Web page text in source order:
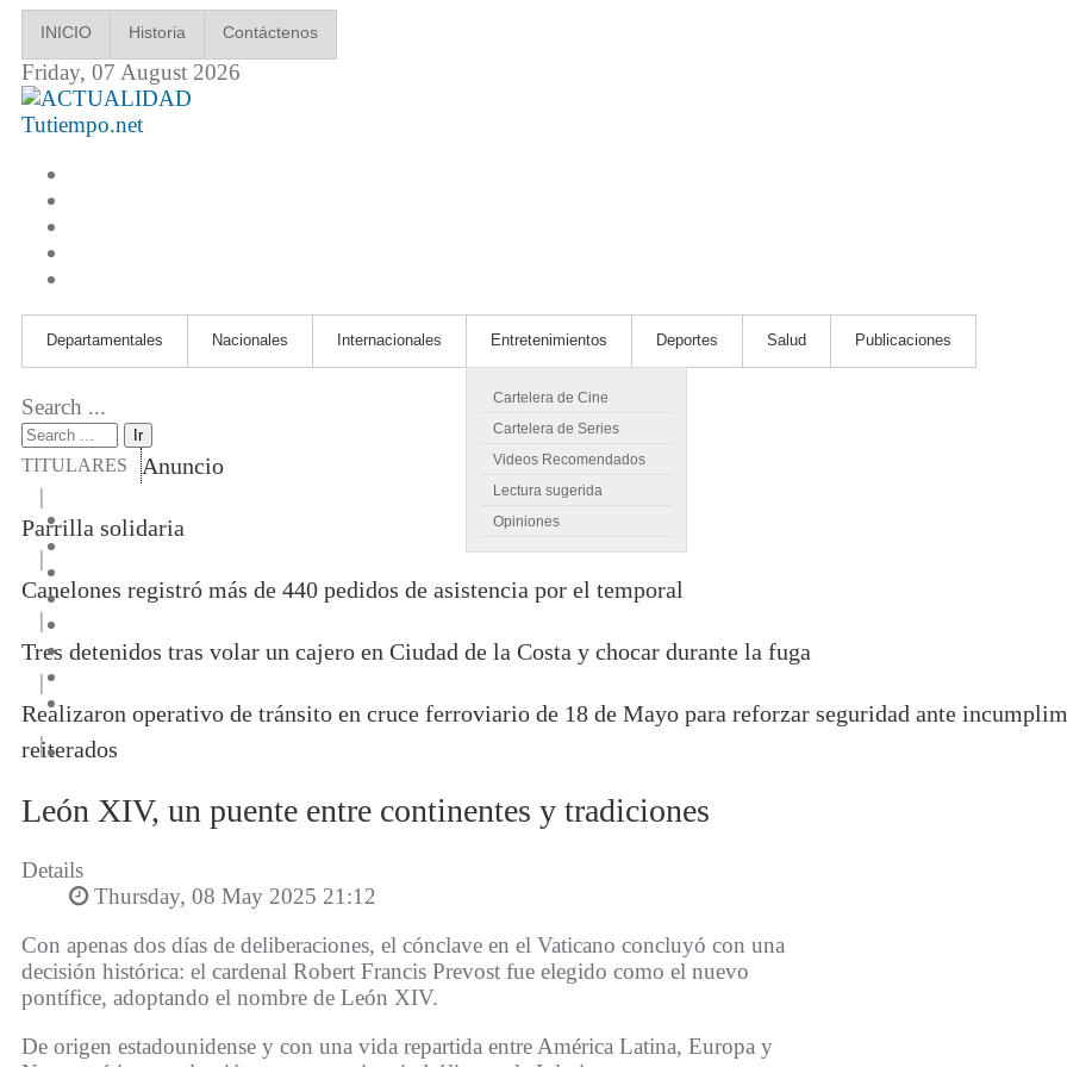
INICIO Historia Contáctenos
Friday, 07 August 2026
Tutiempo.net
Departamentales Nacionales Internacionales Entretenimientos
Cartelera de Cine
Cartelera de Series
Videos Recomendados
Lectura sugerida
Opiniones
Deportes Salud Publicaciones
Search ...
Ir
TITULARES Anuncio
|
Parrilla solidaria
|
Canelones registró más de 440 pedidos de asistencia por el temporal
|
Tres detenidos tras volar un cajero en Ciudad de la Costa y chocar durante la fuga
|
Realizaron operativo de tránsito en cruce ferroviario de 18 de Mayo para reforzar seguridad ante
reiterados
|
León XIV, un puente entre continentes y tradiciones
Details
Thursday, 08 May 2025 21:12
Con apenas dos días de deliberaciones, el cónclave en el Vaticano concluyó con una
decisión histórica: el cardenal Robert Francis Prevost fue elegido como el nuevo
pontífice, adoptando el nombre de León XIV.
De origen estadounidense y con una vida repartida entre América Latina, Europa y